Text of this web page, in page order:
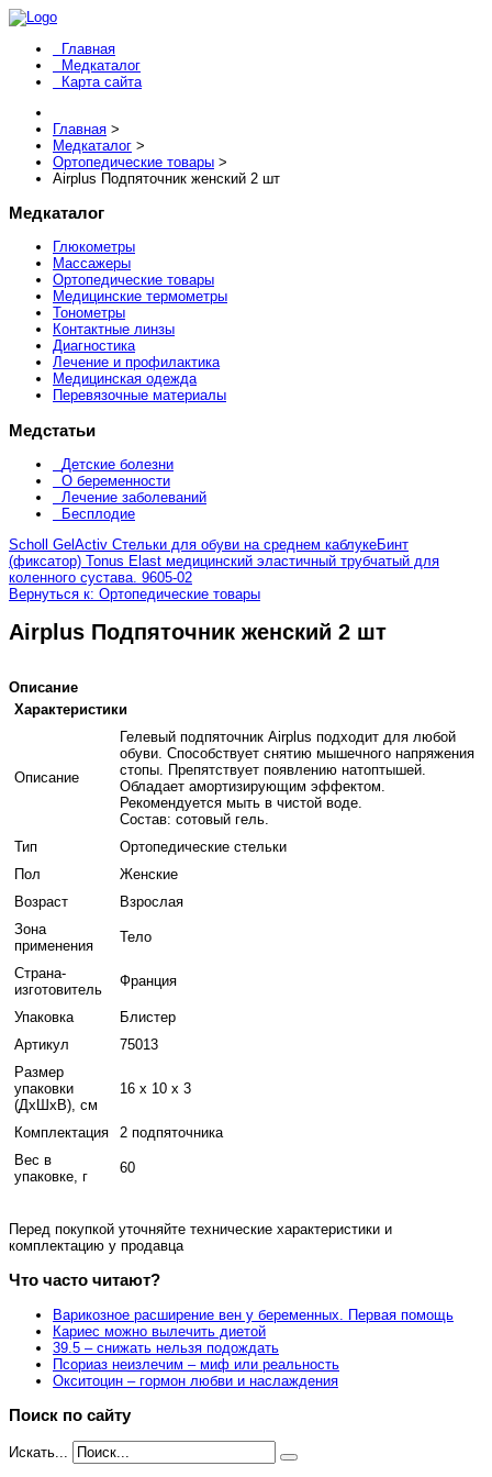
Главная
Медкаталог
Карта сайта
Главная >
Медкаталог >
Ортопедические товары >
Airplus Подпяточник женский 2 шт
Медкаталог
Глюкометры
Массажеры
Ортопедические товары
Медицинские термометры
Тонометры
Контактные линзы
Диагностика
Лечение и профилактика
Медицинская одежда
Перевязочные материалы
Медстатьи
Детские болезни
О беременности
Лечение заболеваний
Бесплодие
Scholl GelActiv Стельки для обуви на среднем каблукеБинт
(фиксатор) Tonus Elast медицинский эластичный трубчатый для
коленного сустава. 9605-02
Вернуться к: Ортопедические товары
Airplus Подпяточник женский 2 шт
Описание
Характеристики
Описание
Гелевый подпяточник Airplus подходит для любой
обуви. Способствует снятию мышечного напряжения
стопы. Препятствует появлению натоптышей.
Обладает амортизирующим эффектом.
Рекомендуется мыть в чистой воде.
Состав: сотовый гель.
Тип
Ортопедические стельки
Пол
Женские
Возраст
Взрослая
Зона
применения
Тело
Страна-
изготовитель
Франция
Упаковка
Блистер
Артикул
75013
Размер
упаковки
(ДхШхВ), см
16 x 10 x 3
Комплектация
2 подпяточника
Вес в
упаковке, г
60
Перед покупкой уточняйте технические характеристики и
комплектацию у продавца
Что часто читают?
Варикозное расширение вен у беременных. Первая помощь
Кариес можно вылечить диетой
39.5 – снижать нельзя подождать
Псориаз неизлечим – миф или реальность
Окситоцин – гормон любви и наслаждения
Поиск по сайту
Искать...